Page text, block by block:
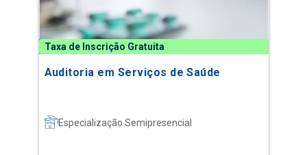
Taxa de Inscrição Gratuita
Auditoria em Serviços de Saúde
Especialização Semipresencial